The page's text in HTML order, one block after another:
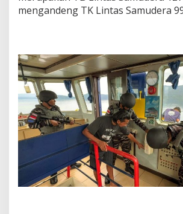
mengandeng TK Lintas Samudera